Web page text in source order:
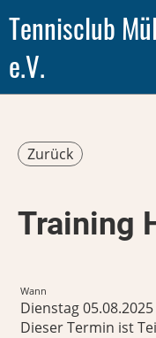
Tennisclub
e.V.
Zurück
Training
Wann
Dienstag
Dieser Termin ist